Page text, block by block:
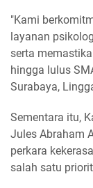
"Kami
layanan
serta
hingga lulus
Surabaya,
Sementara itu,
Jules Abraham
perkara
salah satu